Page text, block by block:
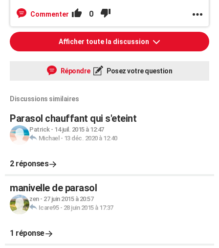
Commenter 0
Afficher toute la discussion
Répondre Posez votre question
Discussions similaires
Parasol chauffant qui s'eteint
Patrick- 14 juil. 2015 à 12:47
Michael - 13 déc. 2020 à 12:40
2 réponses
manivelle de parasol
zen- 27 juin 2015 à 20:57
Icare95- 28 juin 2015 à 17:37
1 réponse